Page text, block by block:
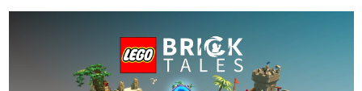
日本モバイルゲーム産業史
日本のモバイルゲーム史における主要なトピック・タイト
ルを網羅するほか、開発者へのインタビューや識者による
解説を掲載。約20年の歴史が一望できる決定版！